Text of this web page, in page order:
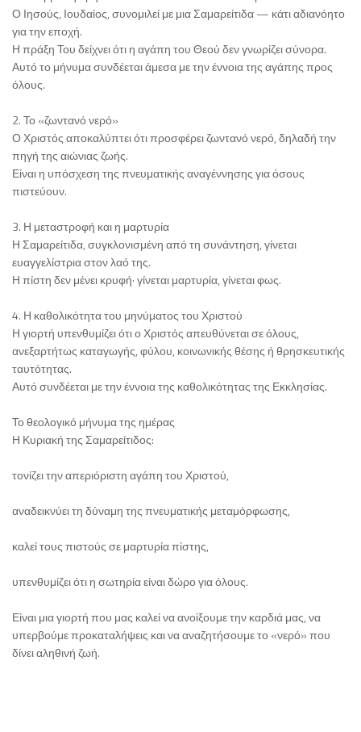
Ο Ιησούς, Ιουδαίος, συνομιλεί με μια Σαμαρείτιδα — κάτι αδιανόητο
για την εποχή.
Η πράξη Του δείχνει ότι η αγάπη του Θεού δεν γνωρίζει σύνορα.
Αυτό το μήνυμα συνδέεται άμεσα με την έννοια της αγάπης προς
όλους.
2. Το «ζωντανό νερό»
Ο Χριστός αποκαλύπτει ότι προσφέρει ζωντανό νερό, δηλαδή την
πηγή της αιώνιας ζωής.
Είναι η υπόσχεση της πνευματικής αναγέννησης για όσους
πιστεύουν.
3. Η μεταστροφή και η μαρτυρία
Η Σαμαρείτιδα, συγκλονισμένη από τη συνάντηση, γίνεται
ευαγγελίστρια στον λαό της.
Η πίστη δεν μένει κρυφή· γίνεται μαρτυρία, γίνεται φως.
4. Η καθολικότητα του μηνύματος του Χριστού
Η γιορτή υπενθυμίζει ότι ο Χριστός απευθύνεται σε όλους,
ανεξαρτήτως καταγωγής, φύλου, κοινωνικής θέσης ή θρησκευτικής
ταυτότητας.
Αυτό συνδέεται με την έννοια της καθολικότητας της Εκκλησίας.
Το θεολογικό μήνυμα της ημέρας
Η Κυριακή της Σαμαρείτιδος:
τονίζει την απεριόριστη αγάπη του Χριστού,
αναδεικνύει τη δύναμη της πνευματικής μεταμόρφωσης,
καλεί τους πιστούς σε μαρτυρία πίστης,
υπενθυμίζει ότι η σωτηρία είναι δώρο για όλους.
Είναι μια γιορτή που μας καλεί να ανοίξουμε την καρδιά μας, να
υπερβούμε προκαταλήψεις και να αναζητήσουμε το «νερό» που
δίνει αληθινή ζωή.